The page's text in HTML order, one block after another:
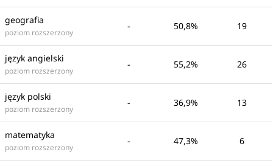
geografia
poziom rozszerzony
- 50,8% 19
język angielski
poziom rozszerzony
- 55,2% 26
język polski
poziom rozszerzony
- 36,9% 13
matematyka
poziom rozszerzony
- 47,3% 6